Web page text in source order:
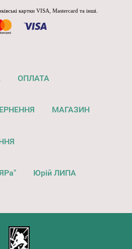
картки VISA, Mastercard та інші.
ОПЛАТА
МАГАЗИН
Юрій ЛИПА